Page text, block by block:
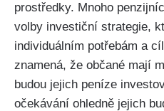
prostředky. Mnoho
volby investiční strategie,
individuálním potřebám a
znamená, že občané mají
budou jejich peníze
očekávání ohledně jejich